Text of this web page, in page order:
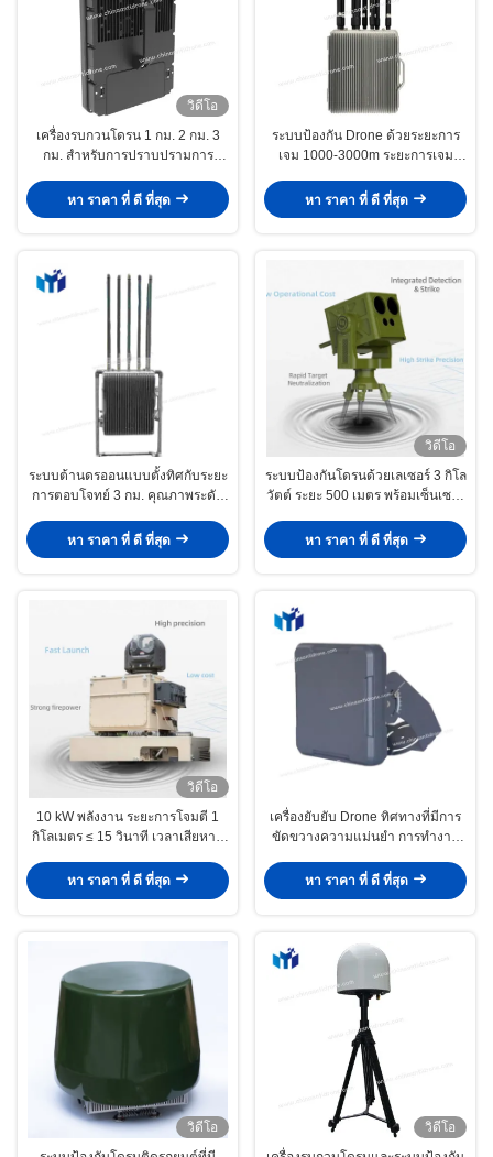
วิดีโอ
เครื่องรบกวนโดรน 1 กม. 2 กม. 3
กม. สำหรับการปราบปรามการ
ป้องกันโดรน
หา ราคา ที่ ดี ที่สุด
ระบบป้องกัน Drone ด้วยระยะการ
เจม 1000-3000m ระยะการเจม
ผลิต 200-500W
หา ราคา ที่ ดี ที่สุด
ระบบต้านดรออนแบบตั้งทิศกับระยะ
การตอบโจทย์ 3 กม. คุณภาพระดับ
วงจรเต็ม
หา ราคา ที่ ดี ที่สุด
วิดีโอ
ระบบป้องกันโดรนด้วยเลเซอร์ 3 กิโล
วัตต์ ระยะ 500 เมตร พร้อมเซ็นเซอร์
อย่างรวดเร็ว
หา ราคา ที่ ดี ที่สุด
วิดีโอ
10 kW พลังงาน ระยะการโจมตี 1
กิโลเมตร ≤ 15 วินาที เวลาเสียหาย
ไฟเบอร์เลเซอร์ที่มียทเทอร์เบียม
หา ราคา ที่ ดี ที่สุด
เครื่องยับยับ Drone ทิศทางที่มีการ
ขัดขวางความแม่นยํา การทํางาน
ต้านทิศทาง DQ200
หา ราคา ที่ ดี ที่สุด
วิดีโอ
วิดีโอ